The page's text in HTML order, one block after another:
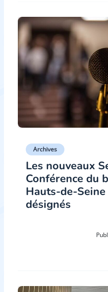
Archives
Les nouveaux
Conférence du
Hauts-de-
désignés